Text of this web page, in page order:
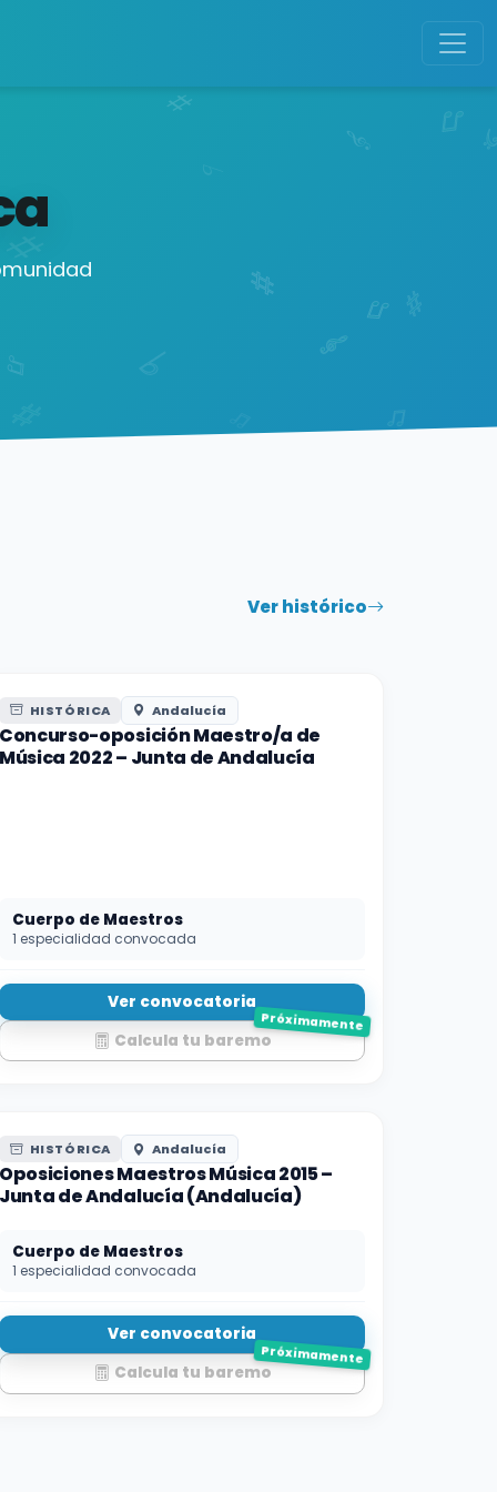
Ver histórico
HISTÓRICA Andalucía
Concurso-oposición Maestro/a de
Música 2022 – Junta de Andalucía
Cuerpo de Maestros
1 especialidad convocada
Ver convocatoria
Calcula tu baremo
Próximamente
HISTÓRICA Andalucía
Oposiciones Maestros Música 2015 –
Junta de Andalucía (Andalucía)
Cuerpo de Maestros
1 especialidad convocada
Ver convocatoria
Calcula tu baremo
Próximamente